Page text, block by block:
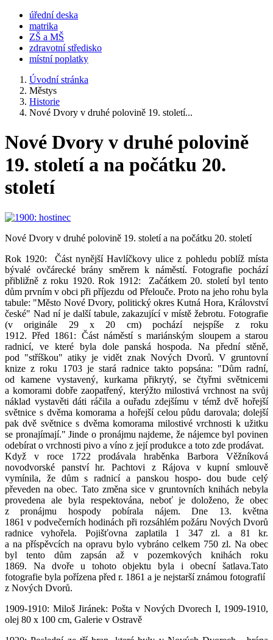
úřední deska
matrika
ZŠ a MŠ
zdravotní středisko
místní poplatky
Úvodní stránka
Městys
Historie
Nové Dvory v druhé polovině 19. století...
Nové Dvory v druhé polovině
19. století a na počátku 20.
století
Nové Dvory v druhé polovině 19. století a na počátku 20. století
Rok 1920: Část nynější Havlíčkovy ulice z pohledu poblíž místa
bývalé ovčárecké brány směrem k náměstí. Fotografie pochází
přibližně z roku 1920. Rok 1912: Začátkem 20. století byl tento
dům prvním v obci při příjezdu od Přelouče. Proto na jeho rohu byla
tabule: "Město Nové Dvory, politický okres Kutná Hora, Království
české" Nad ní je další tabule, zakazující v místě žebrotu. Fotografie
(v originále 29 x 20 cm) pochází nejspíše z roku
1912. Před 1861: Část náměstí s mariánským sloupem a starou
radnicí, ve které byla dole panská hospoda. Na přední stěně,
pod "stříškou" atiky je vidět znak Nových Dvorů. V gruntovní
knize z roku 1703 je stará radnice takto popsána: "Dům radní,
od kamene vystavený, kurkama přikrytý, se čtyřmi světnicemi
a komorami dobře zaopatřený, kterýžto milostivá vrchnost na svůj
náklad vystavěti dáti ráčila a ouřadu zdejšímu v témž dvě hořejší
světnice s dvěma komorama a hořejší celou půdu darovala; dolejší
pak dvě světnice s dvěma komorama milostivé vrchnosti k užitku
se pronajímají." Jinde o pronájmu najdeme, že nájemce byl povinen
odebírat o vrchnosti pivo a víno z její produkce a toto zde prodávat.
Když v roce 1722 prodávala hraběnka Barbora Věžníková
novodvorské panství hr. Pachtovi z Rájova v kupní smlouvě
vymínila, že dům s radnicí a panskou hospo- dou bude celý
převeden na obec. Tato změna sice v gruntovních knihách nebyla
provedena ale byla respektována, neboť je doloženo, že obec
z pronájmu hospody pobírala nájem. Dne 13. května
1861 v podvečerních hodinách při rozsáhlém požáru Nových Dvorů
radnice vyhořela. Pojišťovna zaplatila 1 347 zl. a 81 kr.
a na příspěvcích na opravu bylo vybráno celkem 750 zl. Na obec
byl tento dům zapsán až v pozemkových knihách roku
1869. Na dvoře u tohoto objektu byla i obecní šatlava.Tato
fotografie byla pořízena před r. 1861 a je nejstarší známou fotografií
z Nových Dvorů.
1909-1910: Miloš Jiránek: Pošta v Nových Dvorech I, 1909-1910,
olej 80 x 100 cm, Galerie v Ostravě